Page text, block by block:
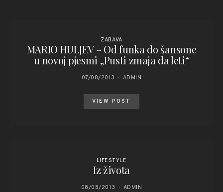
ZABAVA
MARIO HULJEV – Od funka do šansone
u novoj pjesmi „Pusti zmaja da leti“
07/08/2013 ADMIN
VIEW POST
LIFESTYLE
Iz života
08/08/2013 ADMIN